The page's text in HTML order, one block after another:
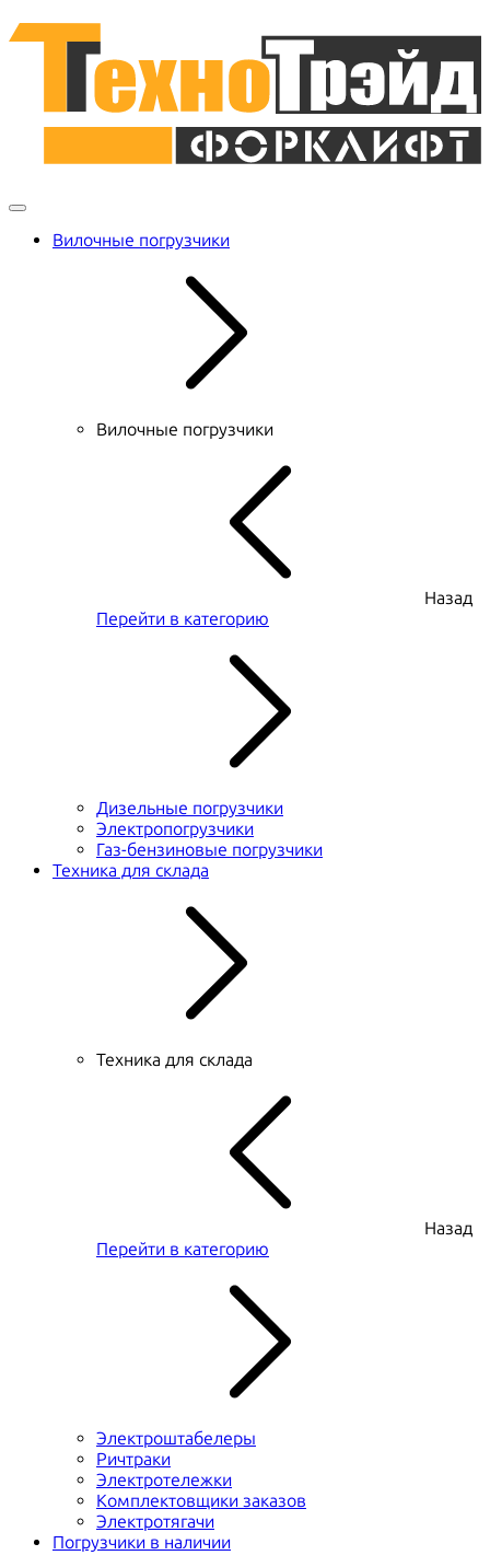
Вилочные погрузчики
Вилочные погрузчики
Назад
Перейти в категорию
Дизельные погрузчики
Электропогрузчики
Газ-бензиновые погрузчики
Техника для склада
Техника для склада
Назад
Перейти в категорию
Электроштабелеры
Ричтраки
Электротележки
Комплектовщики заказов
Электротягачи
Погрузчики в наличии